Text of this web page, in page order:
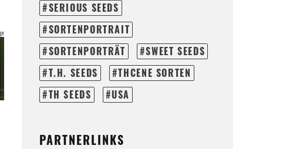
SERIOUS SEEDS
SORTENPORTRAIT
SORTENPORTRÄT
SWEET SEEDS
T.H. SEEDS
THCENE SORTEN
TH SEEDS
USA
PARTNERLINKS